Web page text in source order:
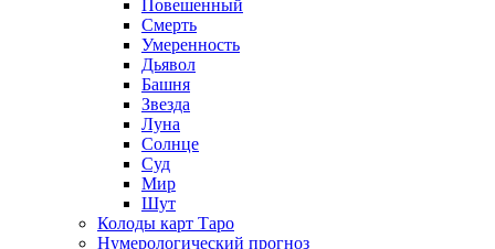
Повешенный
Смерть
Умеренность
Дьявол
Башня
Звезда
Луна
Солнце
Суд
Мир
Шут
Колоды карт Таро
Нумерологический прогноз